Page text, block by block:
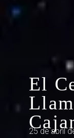
El
25 de abril